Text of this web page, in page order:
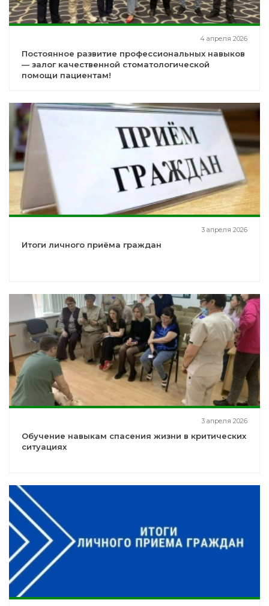
4 апреля 2026
Постоянное развитие профессиональных навыков
— залог качественной стоматологической
помощи пациентам!
3 апреля 2026
Итоги личного приёма граждан
3 апреля 2026
Обучение навыкам спасения жизни в критических
ситуациях